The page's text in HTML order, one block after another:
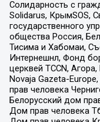
Солидарность с
Solidarus, КрымSOS,
государственного
общества Россия,
Тисима и Хабомаи,
Интернешнл, Фонд
церквей TCCN,
Novaja Gazeta-
прав человека
Белорусский дом
Дом прав человека